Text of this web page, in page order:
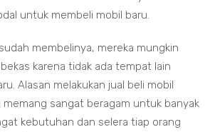
untuk membeli mobil baru.
membelinya, mereka mungkin
karena tidak ada tempat lain
Alasan melakukan jual beli mobil
memang sangat beragam untuk banyak
kebutuhan dan selera tiap orang